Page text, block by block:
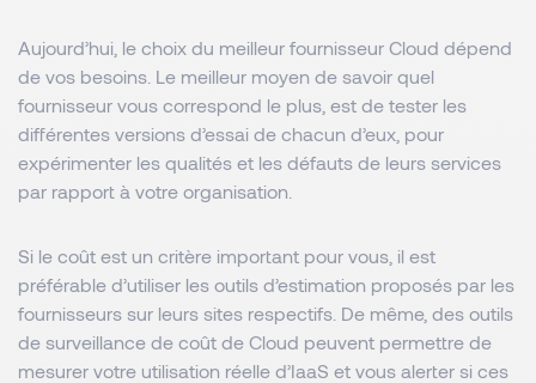
Aujourd’hui, le choix du meilleur fournisseur Cloud dépend
de vos besoins. Le meilleur moyen de savoir quel
fournisseur vous correspond le plus, est de tester les
différentes versions d’essai de chacun d’eux, pour
expérimenter les qualités et les défauts de leurs services
par rapport à votre organisation.
Si le coût est un critère important pour vous, il est
préférable d’utiliser les outils d’estimation proposés par les
fournisseurs sur leurs sites respectifs. De même, des outils
de surveillance de coût de Cloud peuvent permettre de
mesurer votre utilisation réelle d’IaaS et vous alerter si ces